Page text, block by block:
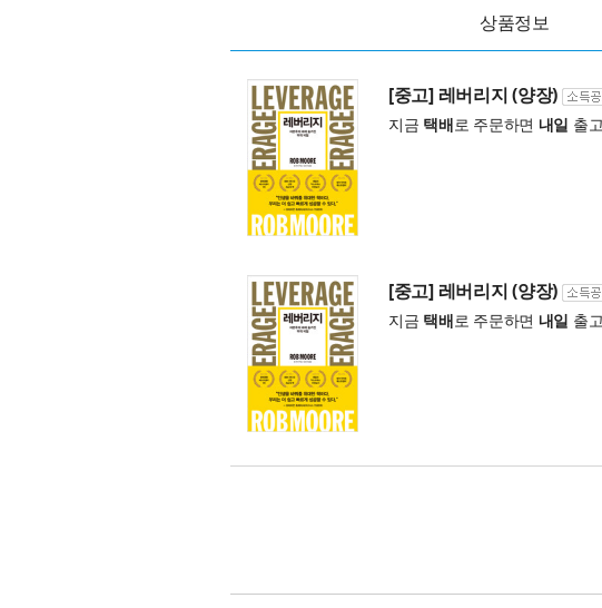
상품정보
[중고] 레버리지 (양장)
지금 택배로 주문하면 내일 출
[중고] 레버리지 (양장)
지금 택배로 주문하면 내일 출